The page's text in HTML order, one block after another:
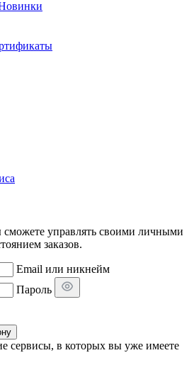
управлять своими личными
заказов.
Email или никнейм
Пароль
сервисы, в которых вы уже имеете